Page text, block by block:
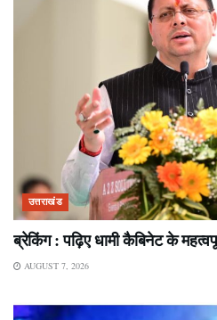
उत्तराखंड
ब्रेकिंग : पढ़िए धामी कैबिनेट के
AUGUST 7, 2026